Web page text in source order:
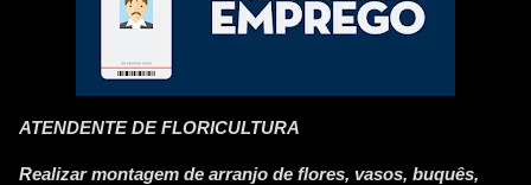
ATENDENTE DE FLORICULTURA
Realizar montagem de arranjo de flores, vasos, buquês,